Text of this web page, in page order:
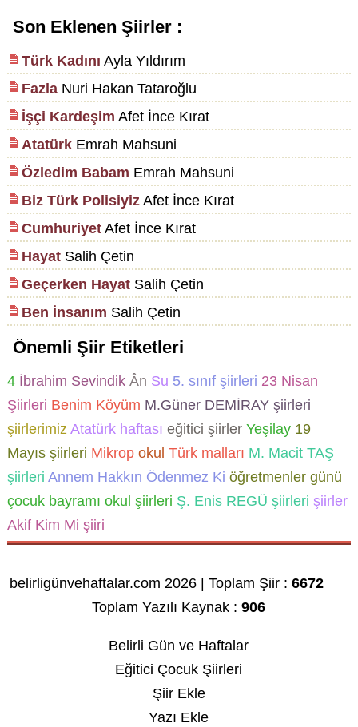
Son Eklenen Şiirler :
Türk Kadını Ayla Yıldırım
FazlaNuri Hakan Tataroğlu
İşçi Kardeşim Afet İnce Kırat
AtatürkEmrah Mahsuni
Özledim Babam Emrah Mahsuni
Biz Türk PolisiyizAfet İnce Kırat
CumhuriyetAfet İnce Kırat
HayatSalih Çetin
Geçerken HayatSalih Çetin
Ben İnsanım Salih Çetin
Önemli Şiir Etiketleri
4 İbrahim Sevindik Ân Su 5. sınıf şiirleri 23 Nisan
Şiirleri Benim Köyüm M.Güner DEMİRAY şiirleri
şiirlerimiz Atatürk haftası eğitici şiirler Yeşilay 19
Mayıs şiirleri Mikrop okul Türk malları M. Macit TAŞ
şiirleri Annem Hakkın Ödenmez Ki öğretmenler günü
çocuk bayramı okul şiirleri Ş. Enis REGÜ şiirleri şiirler
Akif Kim Mi şiiri
belirligünvehaftalar.com 2026 | Toplam Şiir :6672
Toplam Yazılı Kaynak :906
Belirli Gün ve Haftalar
Eğitici Çocuk Şiirleri
Şiir Ekle
Yazı Ekle